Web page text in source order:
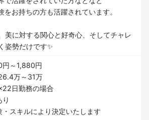
お持ちの方も活躍されています。
美に対する関心と好奇心、そしてチャレ
姿勢だけです✨
円～1,880円
万～31万
日勤務の場合
スキルにより決定いたします